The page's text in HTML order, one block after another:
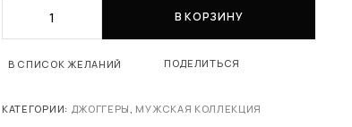
В КОРЗИНУ
В СПИСОК ЖЕЛАНИЙ ПОДЕЛИТЬСЯ
КАТЕГОРИИ: ДЖОГГЕРЫ , МУЖСКАЯ КОЛЛЕКЦИЯ